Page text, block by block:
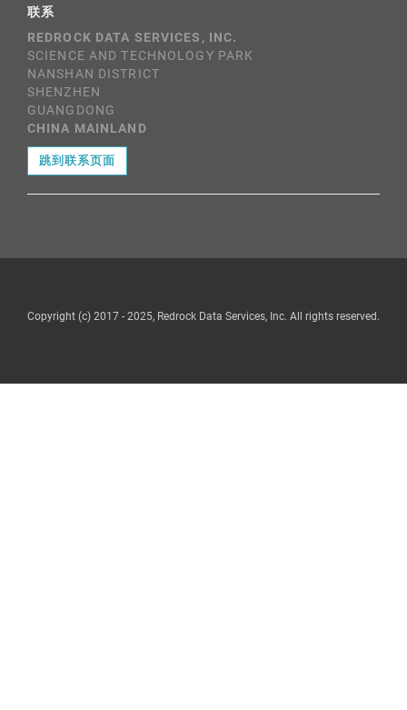
联系
REDROCK DATA SERVICES, INC.
SCIENCE AND TECHNOLOGY PARK
NANSHAN DISTRICT
SHENZHEN
GUANGDONG
CHINA MAINLAND
跳到联系页面
Copyright (c) 2017 - 2025, Redrock Data Services, Inc. All rights reserved.